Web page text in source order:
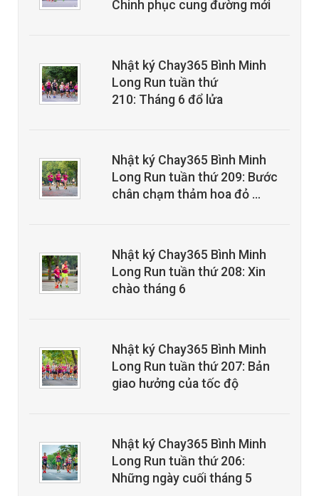
Chinh phục cung đường mới
Nhật ký Chay365 Bình Minh
Long Run tuần thứ
210: Tháng 6 đổ lửa
Nhật ký Chay365 Bình Minh
Long Run tuần thứ 209: Bước
chân chạm thảm hoa đỏ …
Nhật ký Chay365 Bình Minh
Long Run tuần thứ 208: Xin
chào tháng 6
Nhật ký Chay365 Bình Minh
Long Run tuần thứ 207: Bản
giao hưởng của tốc độ
Nhật ký Chay365 Bình Minh
Long Run tuần thứ 206:
Những ngày cuối tháng 5